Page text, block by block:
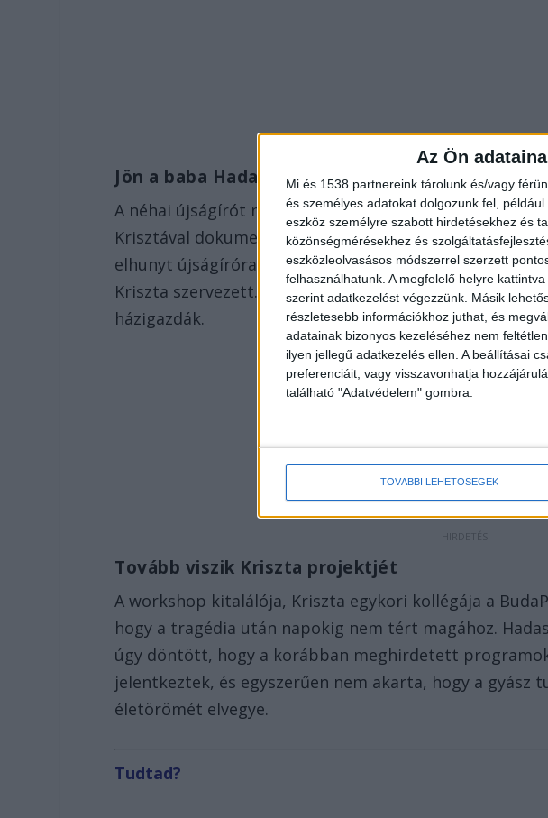
Az Ön
Mi és 1538 partnereink tárolunk és/vagy
és személyes adatokat dolgozunk fel,
eszköz személyre szabott hirdetésekhez és
közönségmérésekhez és
eszközleolvasásos módszerrel szerzett
felhasználhatunk. A megfelelő helyre
szerint adatkezelést végezzünk. Másik
részletesebb információkhoz juthat, és
adatainak bizonyos kezeléséhez nem
ilyen jellegű adatkezelés ellen. A beállításai
preferenciáit, vagy visszavonhatja
található "Adatvédelem" gombra.
TOVÁBBI LEHETŐSÉGEK
Jön a baba Hadas Krisztával
A néhai újságírót nemcsak televíziós riportjai tették
Krisztával dokumentumfilm sorozata is rendkívül
elhunyt újságíróra emlékezve tartanak egy
Kriszta szervezett. A rendezvényen családtagjai,
házigazdák.
Tovább viszik Kriszta projektjét
A workshop kitalálója, Kriszta egykori kollégája a
hogy a tragédia után napokig nem tért magához.
úgy döntött, hogy a korábban meghirdetett
jelentkeztek, és egyszerűen nem akarta, hogy a gyász
életörömét elvegye.
Tudtad?